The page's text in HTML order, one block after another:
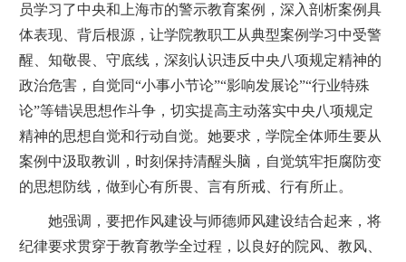
员学习了中央和上海市的警示教育案例，深入剖析案例具
体表现、背后根源，让学院教职工从典型案例学习中受警
醒、知敬畏、守底线，深刻认识违反中央八项规定精神的
政治危害，自觉同“小事小节论”“影响发展论”“行业特殊
论”等错误思想作斗争，切实提高主动落实中央八项规定
精神的思想自觉和行动自觉。她要求，学院全体师生要从
案例中汲取教训，时刻保持清醒头脑，自觉筑牢拒腐防变
的思想防线，做到心有所畏、言有所戒、行有所止。
她强调，要把作风建设与师德师风建设结合起来，将
纪律要求贯穿于教育教学全过程，以良好的院风、教风、